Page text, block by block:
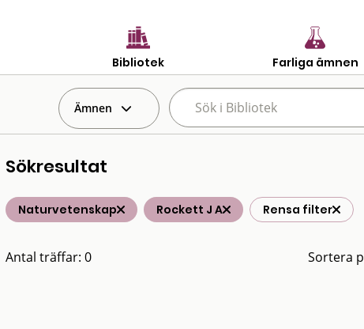
Bibliotek Farliga ämnen
Ämnen
Sökresultat
Naturvetenskap Rockett J A Rensa filter
Antal träffar: 0 Sortera